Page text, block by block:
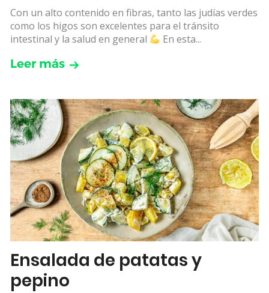
Con un alto contenido en fibras, tanto las judías verdes
como los higos son excelentes para el tránsito
intestinal y la salud en general
En esta...
Leer más
Ensalada de patatas y
pepino